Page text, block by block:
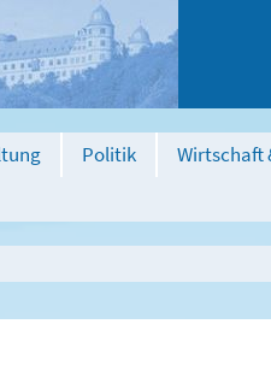
Politik Wirtschaft